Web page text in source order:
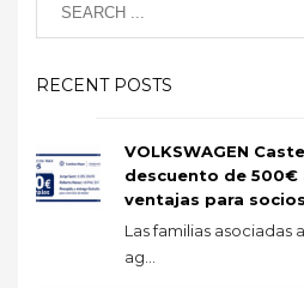
RECENT POSTS
VOLKSWAGEN
descuento de 500€
ventajas para socios
Las familias asociadas
ag...